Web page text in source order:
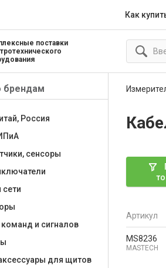
Как
поставки
Артикул
MS8236
MASTECH
брендам
Россия
сенсоры
и сигналов
для щитов